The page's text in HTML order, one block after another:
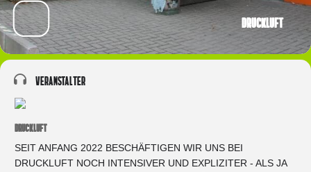
Druckluft
Veranstalter
DRUCKLUFT
SEIT ANFANG 2022 BESCHÄFTIGEN WIR UNS BEI
DRUCKLUFT NOCH INTENSIVER UND EXPLIZITER - ALS JA